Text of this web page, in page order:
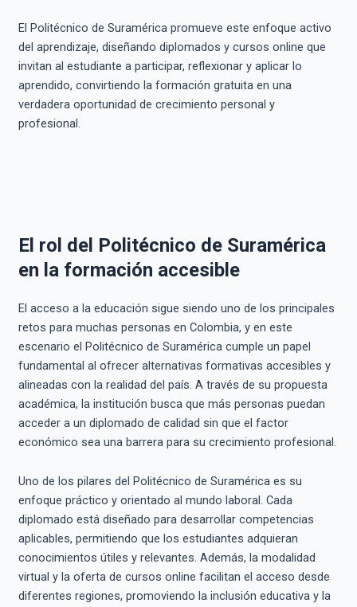
El Politécnico de Suramérica promueve este enfoque activo
del aprendizaje, diseñando diplomados y cursos online que
invitan al estudiante a participar, reflexionar y aplicar lo
aprendido, convirtiendo la formación gratuita en una
verdadera oportunidad de crecimiento personal y
profesional.
El rol del Politécnico de Suramérica
en la formación accesible
El acceso a la educación sigue siendo uno de los principales
retos para muchas personas en Colombia, y en este
escenario el Politécnico de Suramérica cumple un papel
fundamental al ofrecer alternativas formativas accesibles y
alineadas con la realidad del país. A través de su propuesta
académica, la institución busca que más personas puedan
acceder a un diplomado de calidad sin que el factor
económico sea una barrera para su crecimiento profesional.
Uno de los pilares del Politécnico de Suramérica es su
enfoque práctico y orientado al mundo laboral. Cada
diplomado está diseñado para desarrollar competencias
aplicables, permitiendo que los estudiantes adquieran
conocimientos útiles y relevantes. Además, la modalidad
virtual y la oferta de cursos online facilitan el acceso desde
diferentes regiones, promoviendo la inclusión educativa y la